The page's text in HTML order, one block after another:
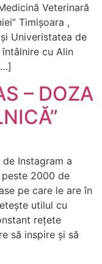
Veterinară
Timișoara ,
Univeristatea de
cu Alin
– DOZA
Instagram a
peste 2000 de
pe care le are în
utilul cu
rețete
să inspire și să